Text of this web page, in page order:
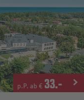
p.P. ab € 33.-